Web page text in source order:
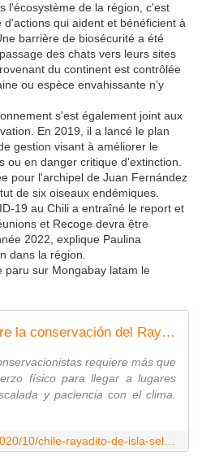
l'écosystème de la région, c'est
qui aident et bénéficient à
barrière de biosécurité a été
des chats vers leurs sites
du continent est contrôlée
ou espèce envahissante n'y
s'est également joint aux
En 2019, il a lancé le plan
gestion visant à améliorer le
ou en danger critique d'extinction.
pour l'archipel de Juan Fernández
de six oiseaux endémiques.
19 au Chili a entraîné le report et
et Recoge devra être
2022, explique Paulina
dans la région.
paru sur Mongabay latam le
Chile: cinco datos sobre la conservación del Rayadito de isla Selkirk
requiere más que
físico para llegar a lugares
y paciencia con el clima.